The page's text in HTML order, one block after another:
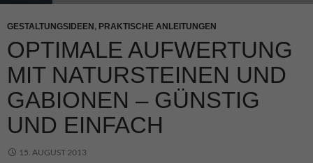
GESTALTUNGSIDEEN, PRAKTISCHE ANLEITUNGEN
OPTIMALE AUFWERTUNG
MIT NATURSTEINEN UND
GABIONEN – GÜNSTIG
UND EINFACH
15. AUGUST 2013